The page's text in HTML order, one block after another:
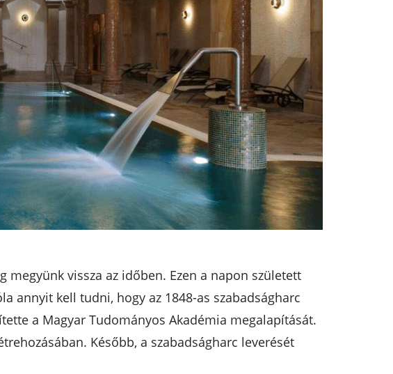
vissza az időben. Ezen a napon született
annyit kell tudni, hogy az 1848-as szabadságharc
a Magyar Tudományos Akadémia megalapítását.
Később, a szabadságharc leverését